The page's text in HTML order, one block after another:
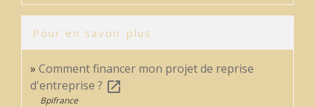
Pour en savoir plus
Comment financer mon projet de reprise
d'entreprise ? open_in_new
Bpifrance